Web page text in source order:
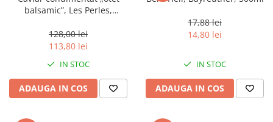
balsamic”, Les Perles,
sferice, 200 g
128,00 lei
113,80 lei
IN STOC
ADAUGA IN COS
17,88 lei
14,80 lei
IN STOC
ADAUGA IN COS